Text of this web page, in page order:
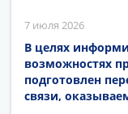
7 июля 2026
В целях
возможностях
подготовлен
связи,